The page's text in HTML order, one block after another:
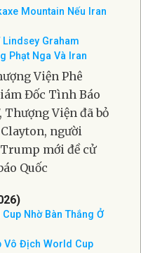
Mountain Nếu Iran
Graham
Phạt Nga Và Iran
Viện Phê
Đốc Tình Báo
Thượng Viện đã bỏ
người
mới đề cử
Quốc
Nhờ Bàn Thắng Ở
Vô Địch World Cup